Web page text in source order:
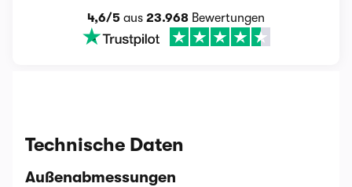
4,6/5 aus 23.968 Bewertungen
Technische Daten
Außenabmessungen